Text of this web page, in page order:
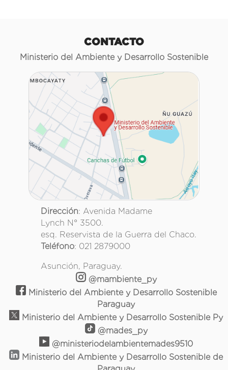
CONTACTO
Ministerio del Ambiente y Desarrollo Sostenible
Dirección: Avenida Madame
Lynch N° 3500.
esq. Reservista de la Guerra del Chaco.
Teléfono: 021 2879000
Asunción, Paraguay.
@mambiente_py
Ministerio del Ambiente y Desarrollo Sostenible
Paraguay
Ministerio del Ambiente y Desarrollo Sostenible Py
@mades_py
@ministeriodelambientemades9510
Ministerio del Ambiente y Desarrollo Sostenible de